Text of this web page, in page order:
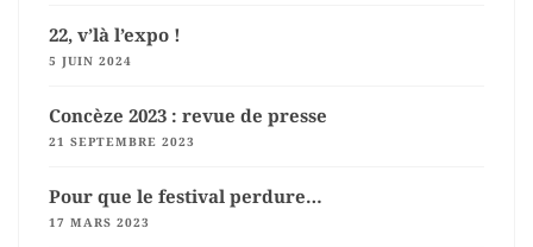
22, v’là l’expo !
5 JUIN 2024
Concèze 2023 : revue de presse
21 SEPTEMBRE 2023
Pour que le festival perdure…
17 MARS 2023